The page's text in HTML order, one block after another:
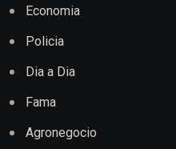
Economia
Policia
Dia a Dia
Fama
Agronegocio